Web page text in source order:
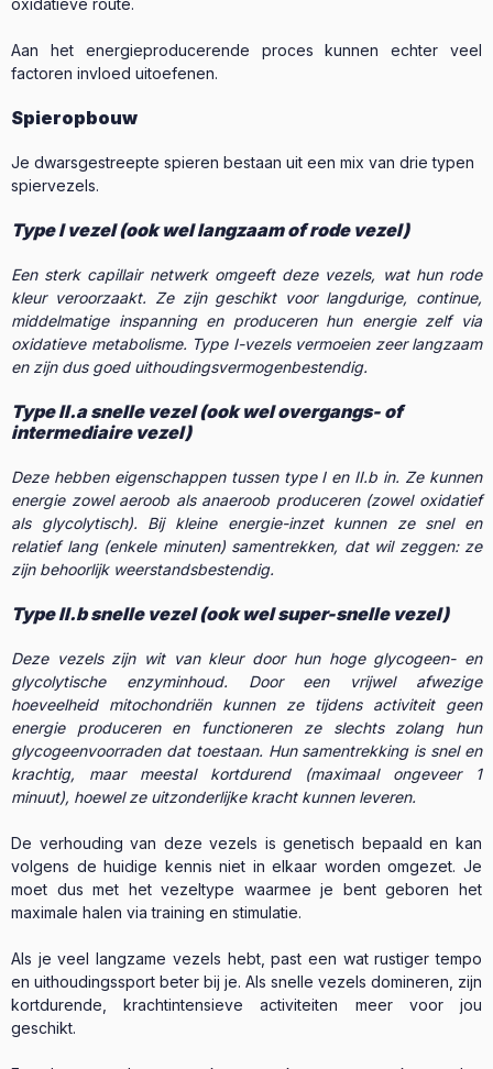
oxidatieve route.
Aan het energieproducerende proces kunnen echter veel
factoren invloed uitoefenen.
Spieropbouw
Je dwarsgestreepte spieren bestaan uit een mix van drie typen
spiervezels.
Type I vezel (ook wel langzaam of rode vezel)
Een sterk capillair netwerk omgeeft deze vezels, wat hun rode
kleur veroorzaakt. Ze zijn geschikt voor langdurige, continue,
middelmatige inspanning en produceren hun energie zelf via
oxidatieve metabolisme. Type I-vezels vermoeien zeer langzaam
en zijn dus goed uithoudingsvermogenbestendig.
Type II.a snelle vezel (ook wel overgangs- of
intermediaire vezel)
Deze hebben eigenschappen tussen type I en II.b in. Ze kunnen
energie zowel aeroob als anaeroob produceren (zowel oxidatief
als glycolytisch). Bij kleine energie-inzet kunnen ze snel en
relatief lang (enkele minuten) samentrekken, dat wil zeggen: ze
zijn behoorlijk weerstandsbestendig.
Type II.b snelle vezel (ook wel super-snelle vezel)
Deze vezels zijn wit van kleur door hun hoge glycogeen- en
glycolytische enzyminhoud. Door een vrijwel afwezige
hoeveelheid mitochondriën kunnen ze tijdens activiteit geen
energie produceren en functioneren ze slechts zolang hun
glycogeenvoorraden dat toestaan. Hun samentrekking is snel en
krachtig, maar meestal kortdurend (maximaal ongeveer 1
minuut), hoewel ze uitzonderlijke kracht kunnen leveren.
De verhouding van deze vezels is genetisch bepaald en kan
volgens de huidige kennis niet in elkaar worden omgezet. Je
moet dus met het vezeltype waarmee je bent geboren het
maximale halen via training en stimulatie.
Als je veel langzame vezels hebt, past een wat rustiger tempo
en uithoudingssport beter bij je. Als snelle vezels domineren, zijn
kortdurende, krachtintensieve activiteiten meer voor jou
geschikt.